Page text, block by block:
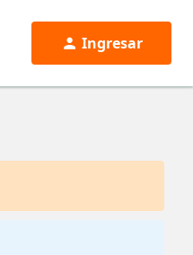
Ingresar